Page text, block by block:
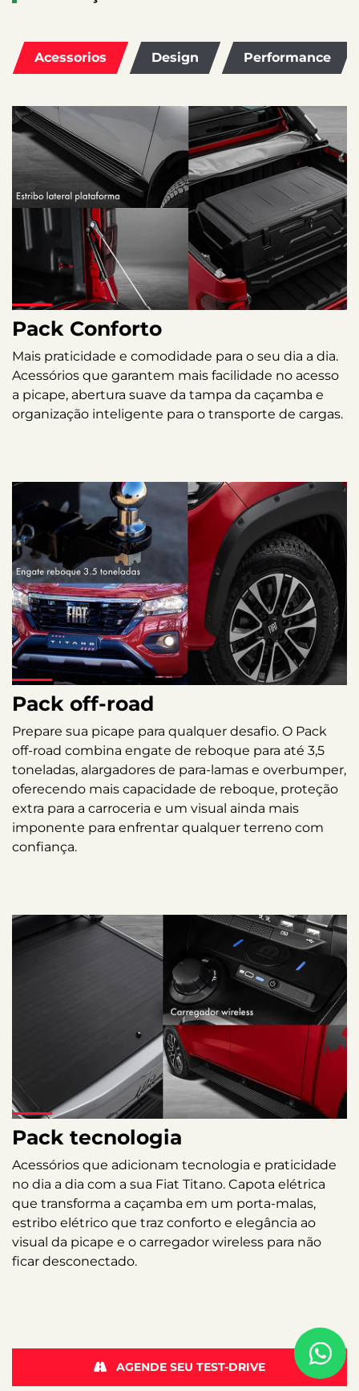
Acessorios Design Performance
Pack Conforto
Mais praticidade e comodidade para o seu dia a dia.
Acessórios que garantem mais facilidade no acesso
a picape, abertura suave da tampa da caçamba e
organização inteligente para o transporte de cargas.
Pack off-road
Prepare sua picape para qualquer desafio. O Pack
off-road combina engate de reboque para até 3,5
toneladas, alargadores de para-lamas e overbumper,
oferecendo mais capacidade de reboque, proteção
extra para a carroceria e um visual ainda mais
imponente para enfrentar qualquer terreno com
confiança.
Pack tecnologia
Acessórios que adicionam tecnologia e praticidade
no dia a dia com a sua Fiat Titano. Capota elétrica
que transforma a caçamba em um porta-malas,
estribo elétrico que traz conforto e elegância ao
visual da picape e o carregador wireless para não
ficar desconectado.
AGENDE SEU TEST-DRIVE